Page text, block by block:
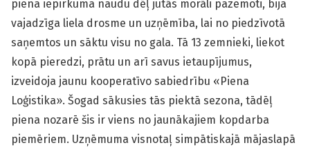
piena iepirkuma naudu dēļ jutās morāli pazemoti, bija
vajadzīga liela drosme un uzņēmība, lai no piedzīvotā
saņemtos un sāktu visu no gala. Tā 13 zemnieki, liekot
kopā pieredzi, prātu un arī savus ietaupījumus,
izveidoja jaunu kooperatīvo sabiedrību «Piena
Loģistika». Šogad sākusies tās piektā sezona, tādēļ
piena nozarē šis ir viens no jaunākajiem kopdarba
piemēriem. Uzņēmuma visnotaļ simpātiskajā mājaslapā